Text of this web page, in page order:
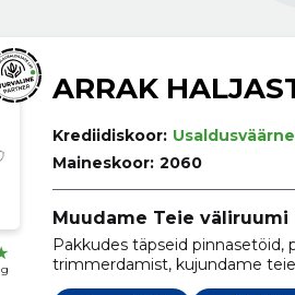
ARRAK
Krediidiskoor: Usaldusväärne
Maineskoor: 2060
Muudame Teie väliruumi
Pakkudes täpseid pinnasetöid,
trimmerdamist, kujundame